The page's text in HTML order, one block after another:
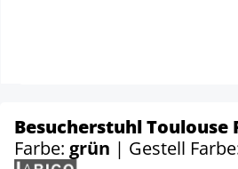
Besucherstuhl Toulouse
Farbe: grün | Gestell